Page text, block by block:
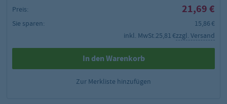
Preis:
21,69 €
Sie sparen:
15,86 €
inkl. MwSt.25,81 €zzgl. Versand
In den Warenkorb
Zur Merkliste hinzufügen